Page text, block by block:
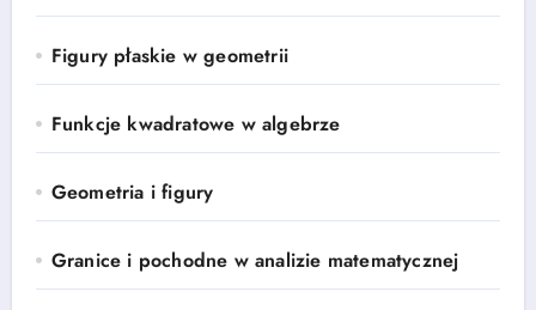
Figury płaskie w geometrii
Funkcje kwadratowe w algebrze
Geometria i figury
Granice i pochodne w analizie matematycznej